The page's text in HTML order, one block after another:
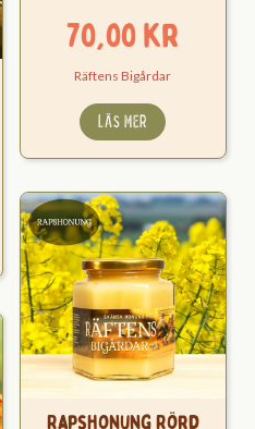
70,00kr
Räftens Bigårdar
LÄS MER
Rapshonung Rörd